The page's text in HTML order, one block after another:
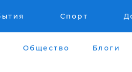
Спорт
Общество Блоги